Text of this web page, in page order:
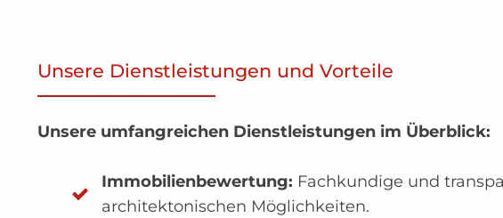
Unsere Dienstleistungen und Vorteile
Unsere umfangreichen Dienstleistungen im Überblick:
Immobilienbewertung: Fachkundige und
architektonischen Möglichkeiten.